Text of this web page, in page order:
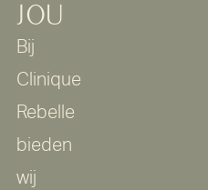
JOU
Bij
Clinique
Rebelle
bieden
wij